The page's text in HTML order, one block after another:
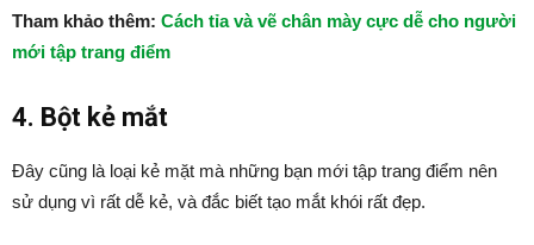
Tham khảo thêm: Cách tỉa và vẽ chân mày cực dễ cho người
mới tập trang điểm
4. Bột kẻ mắt
Đây cũng là loại kẻ mặt mà những bạn mới tập trang điểm nên
sử dụng vì rất dễ kẻ, và đắc biết tạo mắt khói rất đẹp.